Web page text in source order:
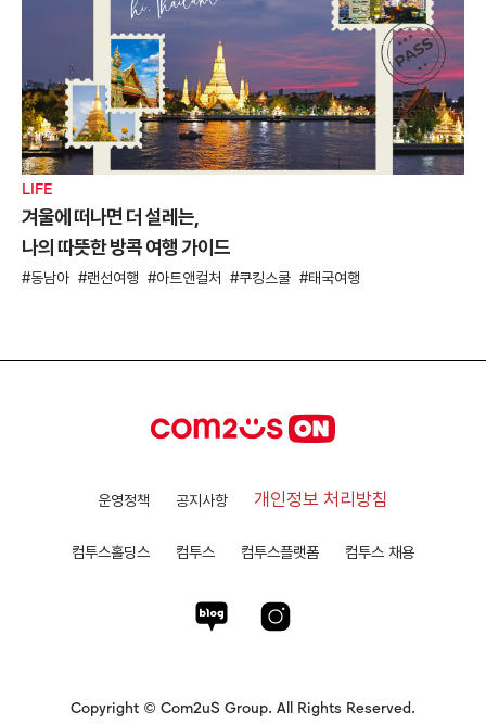
LIFE
겨울에 떠나면 더 설레는,
나의 따뜻한 방콕 여행 가이드
동남아 랜선여행 아트앤컬처 쿠킹스쿨 태국여행
운영정책 공지사항 개인정보 처리방침
컴투스홀딩스 컴투스 컴투스플랫폼 컴투스 채용
Copyright © Com2uS Group. All Rights Reserved.